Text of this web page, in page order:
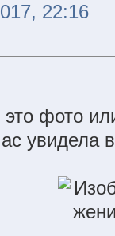
22:16
фото
увидела